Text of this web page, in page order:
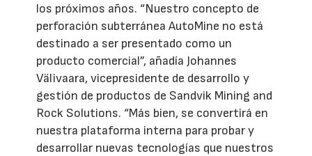
los próximos años. “Nuestro concepto de
perforación subterránea AutoMine no está
destinado a ser presentado como un
producto comercial”, añadía Johannes
Välivaara, vicepresidente de desarrollo y
gestión de productos de Sandvik Mining and
Rock Solutions. “Más bien, se convertirá en
nuestra plataforma interna para probar y
desarrollar nuevas tecnologías que nuestros